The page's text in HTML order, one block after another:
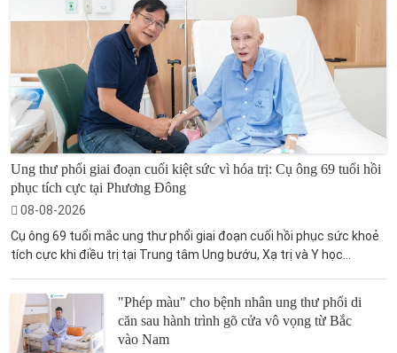
Ung thư phổi giai đoạn cuối kiệt sức vì hóa trị: Cụ ông 69 tuổi hồi
phục tích cực tại Phương Đông
08-08-2026
Cụ ông 69 tuổi mắc ung thư phổi giai đoạn cuối hồi phục sức khoẻ
tích cực khi điều trị tại Trung tâm Ung bướu, Xạ trị và Y học...
"Phép màu" cho bệnh nhân ung thư phổi di
căn sau hành trình gõ cửa vô vọng từ Bắc
vào Nam